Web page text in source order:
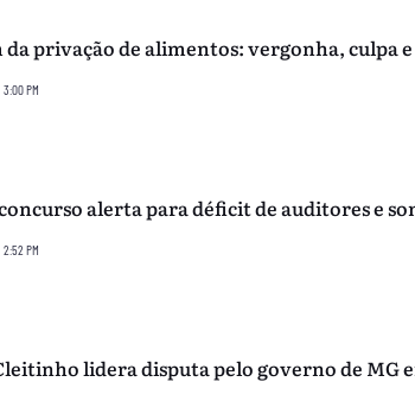
da privação de alimentos: vergonha, culpa
3:00 PM
alerta para déficit de auditores e
2:52 PM
lidera disputa pelo governo de MG